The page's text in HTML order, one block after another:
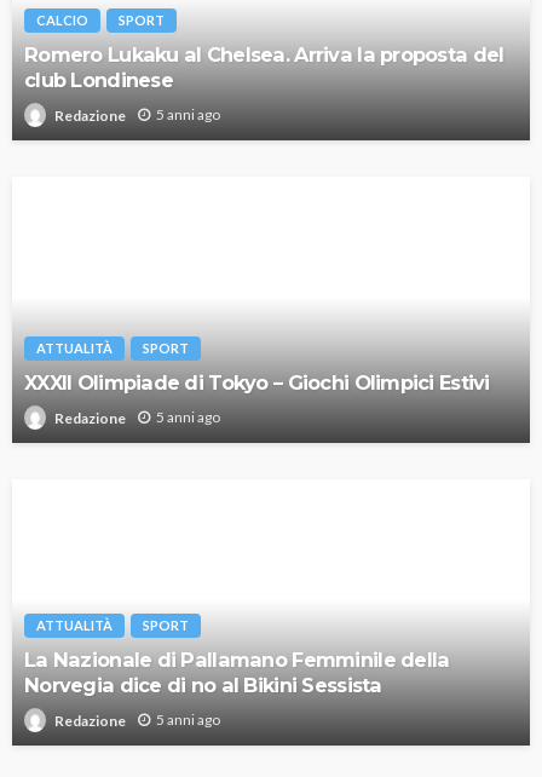
CALCIO SPORT
Romero Lukaku al Chelsea. Arriva la proposta del
club Londinese
Redazione 5 anni ago
ATTUALITÀ SPORT
XXXII Olimpiade di Tokyo – Giochi Olimpici Estivi
Redazione 5 anni ago
ATTUALITÀ SPORT
La Nazionale di Pallamano Femminile della
Norvegia dice di no al Bikini Sessista
Redazione 5 anni ago